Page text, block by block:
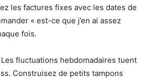
les factures fixes avec les dates de
« est-ce que j’en ai assez
fois.
fluctuations hebdomadaires tuent
Construisez de petits tampons